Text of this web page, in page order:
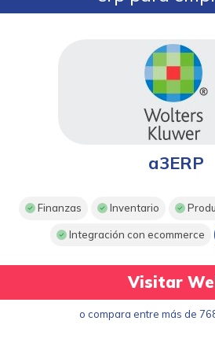
a3ERP
Finanzas Inventario
Integración con ecommerce
Visitar
o compara entre más de